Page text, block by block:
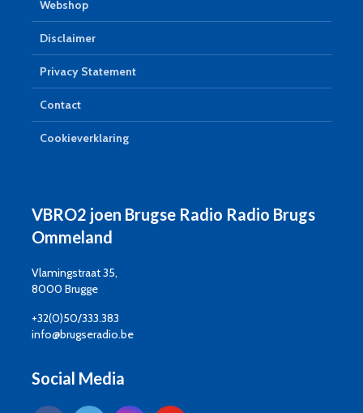
Webshop
Disclaimer
Privacy Statement
Contact
Cookieverklaring
VBRO2 joen Brugse Radio Radio Brugs
Ommeland
Vlamingstraat 35,
8000 Brugge
+32(0)50/333.383
info@brugseradio.be
Social Media